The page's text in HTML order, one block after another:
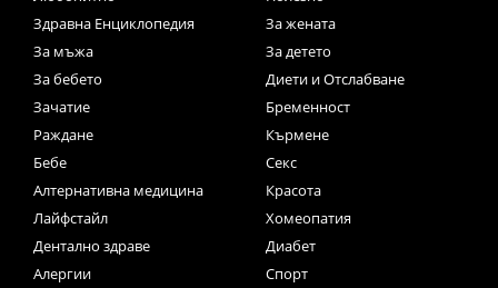
Здравна Енциклопедия
За жената
За мъжа
За детето
За бебето
Диети и Отслабване
Зачатие
Бременност
Раждане
Кърмене
Бебе
Секс
Алтернативна медицина
Красота
Лайфстайл
Хомеопатия
Дентално здраве
Диабет
Алергии
Спорт